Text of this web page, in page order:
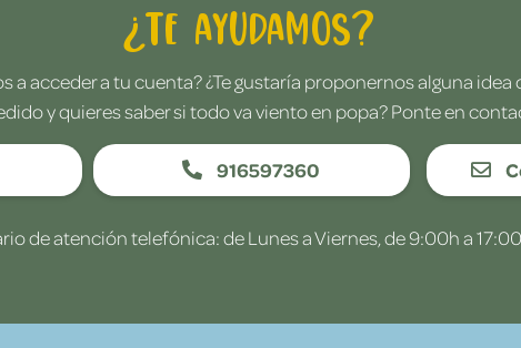
¿Te ayudamos?
a acceder a tu cuenta? ¿Te gustaría proponernos alguna
y quieres saber si todo va viento en popa? Ponte en
916597360
de atención telefónica: de Lunes a Viernes, de 9:00h a